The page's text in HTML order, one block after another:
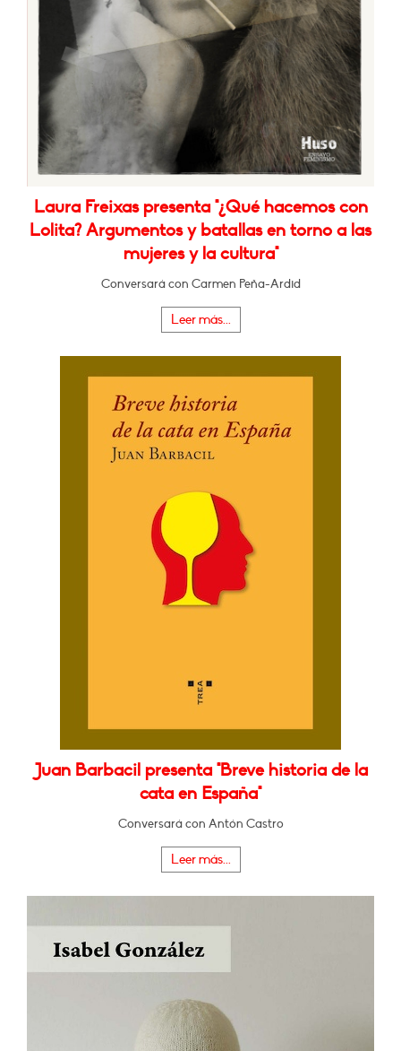
Laura Freixas presenta "¿Qué hacemos con
Lolita? Argumentos y batallas en torno a las
mujeres y la cultura"
Conversará con Carmen Peña-Ardid
Leer más...
Juan Barbacil presenta "Breve historia de la
cata en España"
Conversará con Antón Castro
Leer más...